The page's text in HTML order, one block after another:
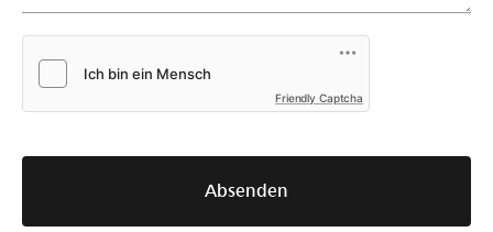
Friendly Captcha
Absenden